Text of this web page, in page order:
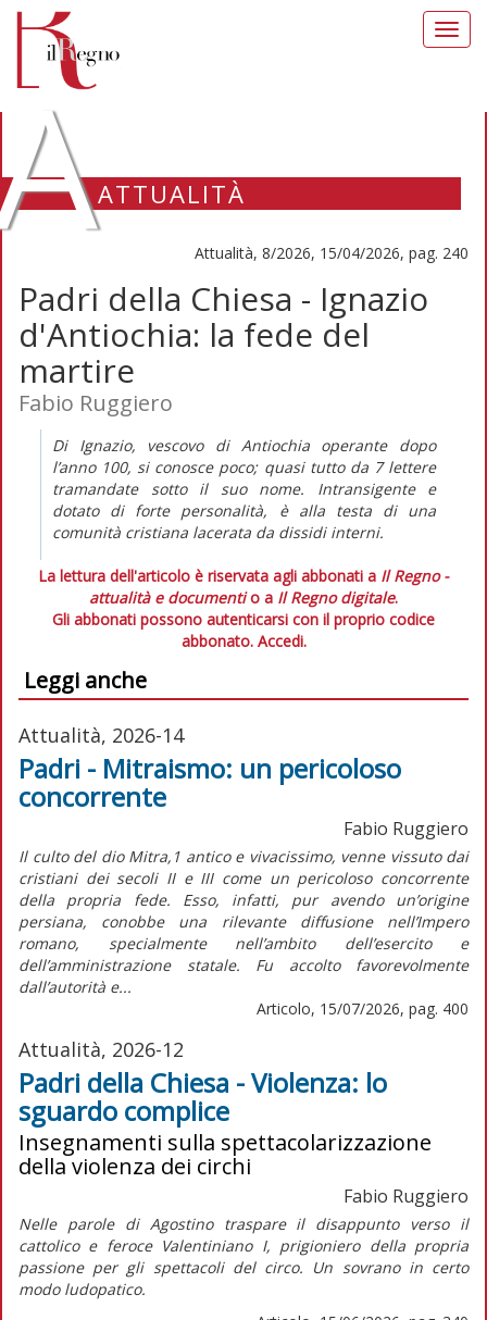
ATTUALITÀ
Attualità, 8/2026, 15/04/2026, pag. 240
Padri della Chiesa - Ignazio
d'Antiochia: la fede del
martire
Fabio Ruggiero
Di Ignazio, vescovo di Antiochia operante dopo
l’anno 100, si conosce poco; quasi tutto da 7 lettere
tramandate sotto il suo nome. Intransigente e
dotato di forte personalità, è alla testa di una
comunità cristiana lacerata da dissidi interni.
La lettura dell'articolo è riservata agli abbonati a Il Regno -
attualità e documentio a Il Regno digitale.
Gli abbonati possono autenticarsi con il proprio codice
abbonato. Accedi.
Leggi anche
Attualità, 2026-14
Padri - Mitraismo: un pericoloso
concorrente
Fabio Ruggiero
Il culto del dio Mitra,1 antico e vivacissimo, venne vissuto dai
cristiani dei secoli II e III come un pericoloso concorrente
della propria fede. Esso, infatti, pur avendo un’origine
persiana, conobbe una rilevante diffusione nell’Impero
romano, specialmente nell’ambito dell’esercito e
dell’amministrazione statale. Fu accolto favorevolmente
dall’autorità e...
Articolo, 15/07/2026, pag. 400
Attualità, 2026-12
Padri della Chiesa - Violenza: lo
sguardo complice
Insegnamenti sulla spettacolarizzazione
della violenza dei circhi
Fabio Ruggiero
Nelle parole di Agostino traspare il disappunto verso il
cattolico e feroce Valentiniano I, prigioniero della propria
passione per gli spettacoli del circo. Un sovrano in certo
modo ludopatico.